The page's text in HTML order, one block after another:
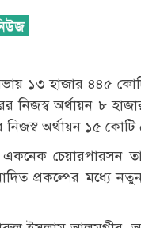
১৩ হাজার ৪৪৫
নিজস্ব অর্থায়ন ৮
অর্থায়ন ১৫ কোটি
একনেক চেয়ারপারসন
প্রকল্পের মধ্যে